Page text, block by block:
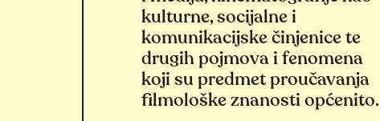
kulturne, socijalne i
komunikacijske činjenice te
drugih pojmova i fenomena
koji su predmet proučavanja
filmološke znanosti općenito.